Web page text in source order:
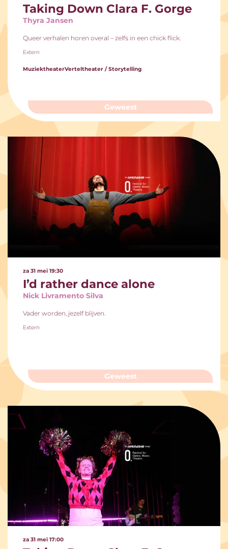
Taking Down Clara F. Gorge
Thyra Jansen
Queer verhalen horen overal – zelfs in een chick flick.
Extern
MuziektheaterVerteltheater / Storytelling
Geweest
I’d rather dance alone
Nick Livramento Silva
za 31 mei 19:30
Vader worden, jezelf blijven.
Extern
Geweest
za 31 mei 17:00